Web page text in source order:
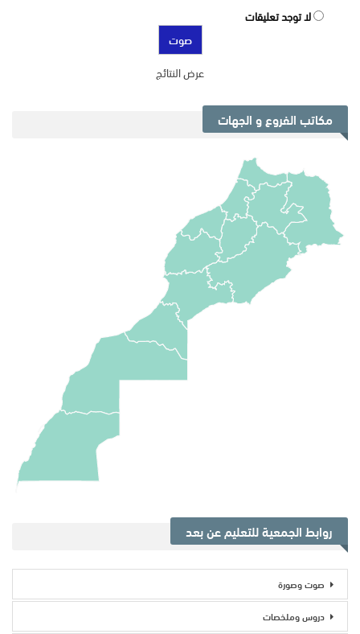
لا توجد تعليقات
عرض النتائج
مكاتب الفروع و الجهات
روابط الجمعية للتعليم عن بعد
صوت وصورة
دروس وملخصات